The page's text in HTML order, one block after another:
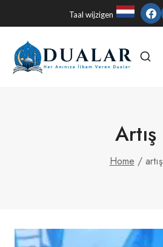
to
content
Taal wijzigen
Artış
Home / artış